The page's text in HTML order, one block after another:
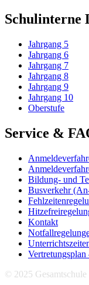
Schulinterne
Jahrgang 5
Jahrgang 6
Jahrgang 7
Jahrgang 8
Jahrgang 9
Jahrgang 10
Oberstufe
Service &
Bildung- und
Busverkehr
Kontakt
© 2025